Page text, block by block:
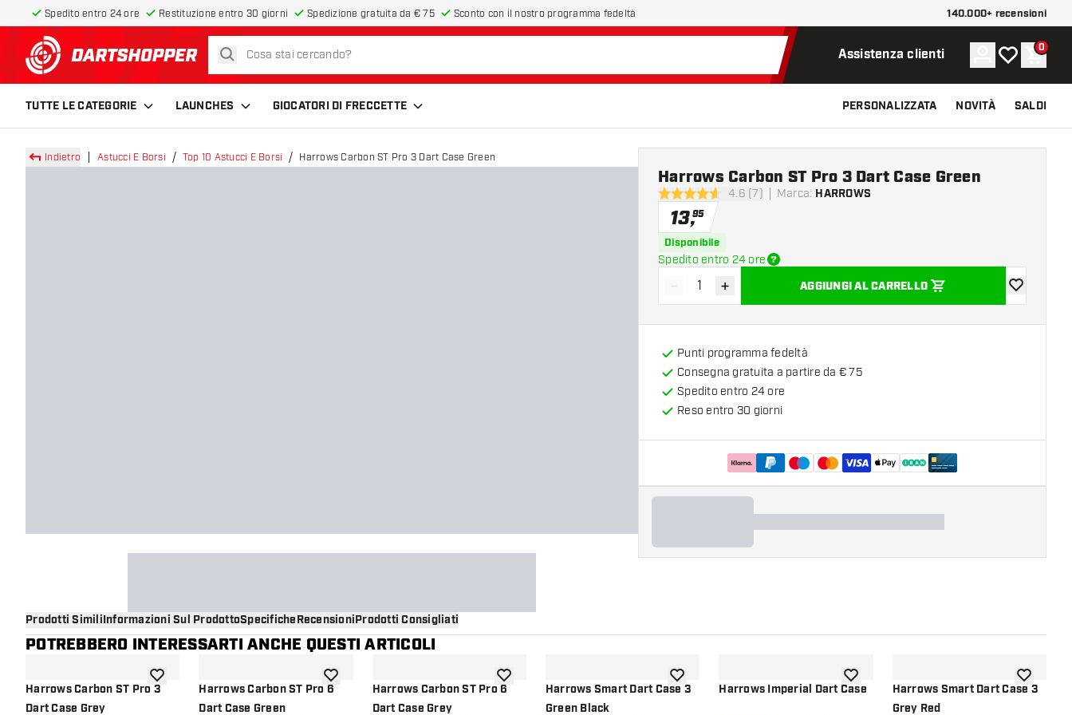
Spedito entro 24 ore Restituzione entro 30 giorni Spedizione gratuita da € 75 Sconto con il nostro programma fedeltà 140.000+ recensioni
torna alla home page
cerca Assistenza clienti Account
La mia lista
0
TUTTE LE CATEGORIE LAUNCHES GIOCATORI DI FRECCETTE PERSONALIZZATA NOVITÀ SALDI
Indietro Astucci E Borsi Top 10 Astucci E Borsi Harrows Carbon ST Pro 3 Dart Case Green
4.6 stelle di valutazione
4.6 (7) Marca: HARROWS
Harrows Carbon ST Pro 3 Dart Case Green
13,95
Disponibile
Spedito entro 24 ore
Diminuisci quantità
- Aumenta quantità
+ AGGIUNGI AL CARRELLO
aggiungi
Punti programma fedeltà
Consegna gratuita a partire da € 75
Spedito entro 24 ore
Reso entro 30 giorni
Prodotti SimiliInformazioni Sul ProdottoSpecificheRecensioniProdotti Consigliati
POTREBBERO INTERESSARTI ANCHE QUESTI ARTICOLI
Harrows Carbon ST Pro 3
Dart Case Grey
aggiungi alla lista dei desideri
Harrows Carbon ST Pro 6
Dart Case Green
aggiungi alla lista dei desideri
Harrows Carbon ST Pro 6
Dart Case Grey
aggiungi alla lista dei desideri
Harrows Smart Dart Case 3
Green Black
aggiungi alla lista dei desideri
Harrows Imperial Dart Caseaggiungi alla lista dei desideri
Harrows Smart Dart Case 3
Grey Red
aggiungi